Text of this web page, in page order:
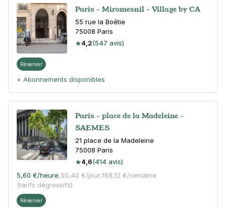
Paris - Miromesnil - Village by CA
55 rue la Boétie
75008 Paris
4,2(547 avis)
Réserver
+ Abonnements disponibles
Paris - place de la Madeleine -
SAEMES
21 place de la Madeleine
75008 Paris
4,6(414 avis)
5,60 €/heure,50,40 €/jour,169,12 €/semaine
(tarifs dégressifs)
Réserver